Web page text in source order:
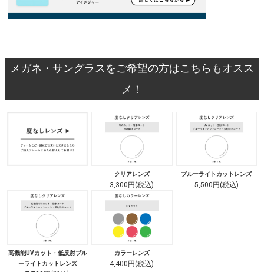
メガネ・サングラスをご希望の方はこちらもオスス
メ！
クリアレンズ
3,300円(税込)
ブルーライトカットレンズ
5,500円(税込)
高機能UVカット・低反射ブル
ーライトカットレンズ
カラーレンズ
4,400円(税込)